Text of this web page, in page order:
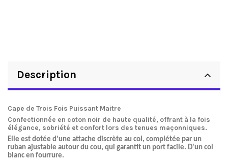
Description
Cape de Trois Fois Puissant Maitre
Confectionnée en coton noir de haute qualité, offrant à la fois
élégance, sobriété et confort lors des tenues maçonniques.
Elle est dotée d’une attache discrète au col, complétée par un
ruban ajustable autour du cou, qui garantit un port facile. D'un col
blanc en fourrure.